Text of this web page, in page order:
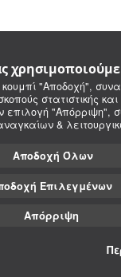
"Αποδοχή",
στατιστικής
επιλογή "Απόρριψη",
&
Αποδοχή Όλων
Επιλεγμένων
Απόρριψη